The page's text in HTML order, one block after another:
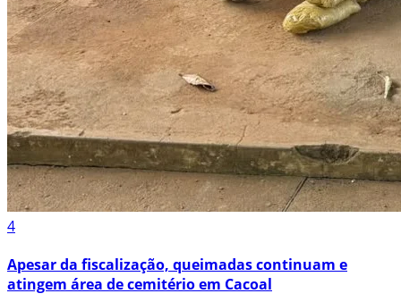
4
Apesar da fiscalização, queimadas continuam e
atingem área de cemitério em Cacoal